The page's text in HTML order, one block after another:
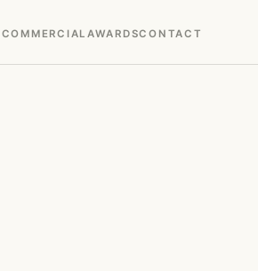
COMMERCIAL AWARDSCONTACT